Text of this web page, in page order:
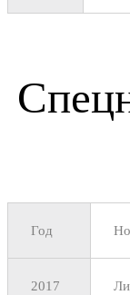
Год
2017